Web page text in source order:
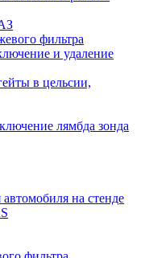
фильтра
и удаление
в цельсии,
лямбда зонда
на стенде